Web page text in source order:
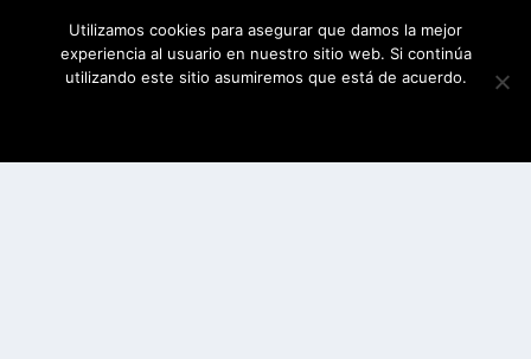
Utilizamos cookies para asegurar que damos la mejor
experiencia al usuario en nuestro sitio web. Si continúa
utilizando este sitio asumiremos que está de acuerdo.